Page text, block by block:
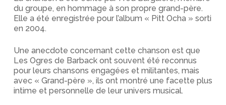
du groupe, en hommage à son propre grand-père.
Elle a été enregistrée pour l’album « Pitt Ocha » sorti
en 2004.
Une anecdote concernant cette chanson est que
Les Ogres de Barback ont souvent été reconnus
pour leurs chansons engagées et militantes, mais
avec « Grand-père », ils ont montré une facette plus
intime et personnelle de leur univers musical.